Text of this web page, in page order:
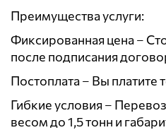
Преимущества услуги:
Фиксированная цена –
после подписания
Постоплата – Вы платите
Гибкие условия –
весом до 1,5 тонн и